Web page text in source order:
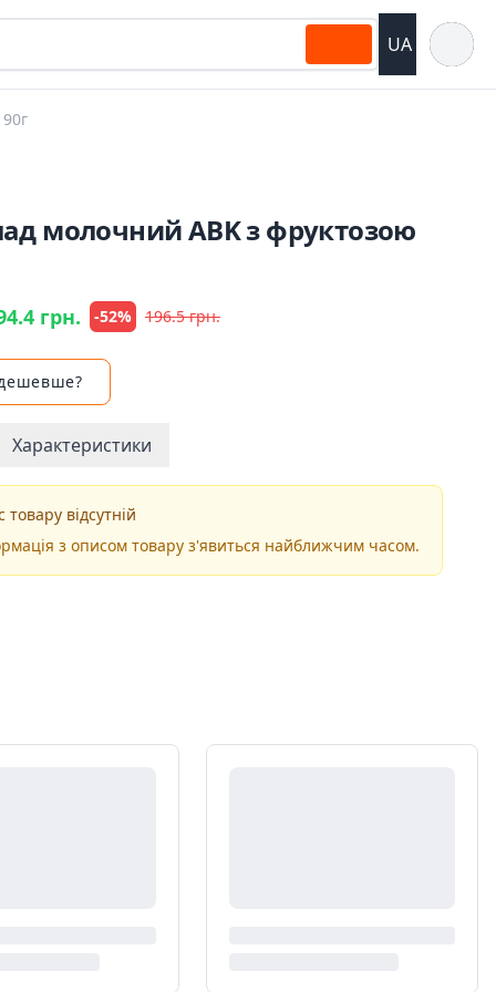
UA
молочний ABK з фруктозою
грн. -52% 196.5 грн.
Характеристики
товару відсутній
з описом товару з'явиться найближчим часом.